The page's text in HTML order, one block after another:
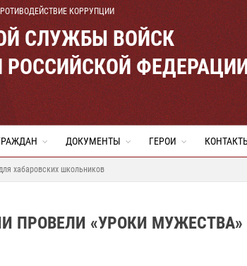
КОРРУПЦИИ
СЛУЖБЫ ВОЙСК
ДОКУМЕНТЫ ГЕРОИ
хабаровских школьников
ПРОВЕЛИ «УРОКИ МУЖЕСТВА»